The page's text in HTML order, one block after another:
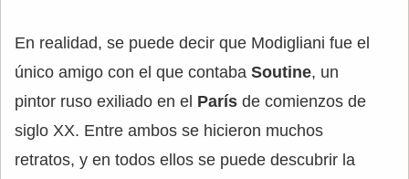
En realidad, se puede decir que Modigliani fue el
único amigo con el que contaba Soutine, un
pintor ruso exiliado en el París de comienzos de
siglo XX. Entre ambos se hicieron muchos
retratos, y en todos ellos se puede descubrir la